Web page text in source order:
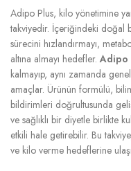
Adipo Plus, kilo yönetimine
takviyedir. İçeriğindeki doğal
sürecini hızlandırmayı,
altına almayı hedefler.Adipo
kalmayıp, aynı zamanda
amaçlar. Ürünün formülü,
bildirimleri doğrultusunda
ve sağlıklı bir diyetle birlikte
etkili hale getirebilir. Bu
ve kilo verme hedeflerine